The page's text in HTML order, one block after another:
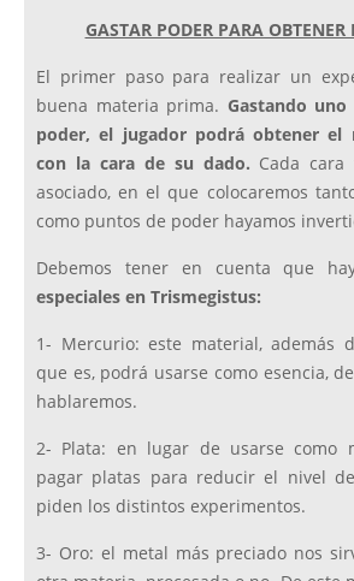
GASTAR PODER PARA OBTENER
El primer paso para realizar un
buena materia prima. Gastando
poder, el jugador podrá obtener el
con la cara de su dado. Cada
asociado, en el que colocaremos
como puntos de poder hayamos
Debemos tener en cuenta que
especiales en Trismegistus:
1- Mercurio: este material, además
que es, podrá usarse como esencia,
hablaremos.
2- Plata: en lugar de usarse como
pagar platas para reducir el nivel
piden los distintos experimentos.
3- Oro: el metal más preciado nos